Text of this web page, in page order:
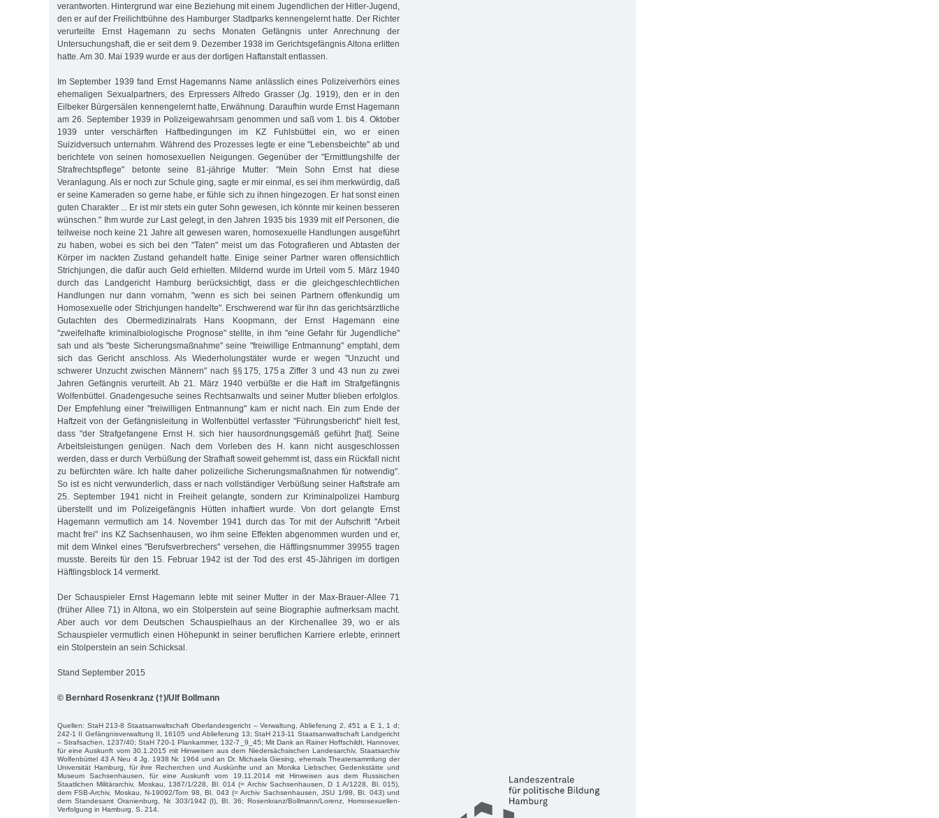
verantworten. Hintergrund war eine Beziehung mit einem Jugendlichen der Hitler-Jugend,
den er auf der Freilichtbühne des Hamburger Stadtparks kennengelernt hatte. Der Richter
verurteilte Ernst Hagemann zu sechs Monaten Gefängnis unter Anrechnung der
Untersuchungshaft, die er seit dem 9. Dezember 1938 im Gerichtsgefängnis Altona erlitten
hatte. Am 30. Mai 1939 wurde er aus der dortigen Haftanstalt entlassen.
Im September 1939 fand Ernst Hagemanns Name anlässlich eines Polizeiverhörs eines
ehemaligen Sexualpartners, des Erpressers Alfredo Grasser (Jg. 1919), den er in den
Eilbeker Bürgersälen kennengelernt hatte, Erwähnung. Daraufhin wurde Ernst Hagemann
am 26. September 1939 in Polizeigewahrsam genommen und saß vom 1. bis 4. Oktober
1939 unter verschärften Haftbedingungen im KZ Fuhlsbüttel ein, wo er einen
Suizidversuch unternahm. Während des Prozesses legte er eine "Lebensbeichte" ab und
berichtete von seinen homosexuellen Neigungen. Gegenüber der "Ermittlungshilfe der
Strafrechtspflege" betonte seine 81-jährige Mutter: "Mein Sohn Ernst hat diese
Veranlagung. Als er noch zur Schule ging, sagte er mir einmal, es sei ihm merkwürdig, daß
er seine Kameraden so gerne habe, er fühle sich zu ihnen hingezogen. Er hat sonst einen
guten Charakter ... Er ist mir stets ein guter Sohn gewesen, ich könnte mir keinen besseren
wünschen." Ihm wurde zur Last gelegt, in den Jahren 1935 bis 1939 mit elf Personen, die
teilweise noch keine 21 Jahre alt gewesen waren, homosexuelle Handlungen ausgeführt
zu haben, wobei es sich bei den "Taten" meist um das Fotografieren und Abtasten der
Körper im nackten Zustand gehandelt hatte. Einige seiner Partner waren offensichtlich
Strichjungen, die dafür auch Geld erhielten. Mildernd wurde im Urteil vom 5. März 1940
durch das Landgericht Hamburg berücksichtigt, dass er die gleichgeschlechtlichen
Handlungen nur dann vornahm, "wenn es sich bei seinen Partnern offenkundig um
Homosexuelle oder Strichjungen handelte". Erschwerend war für ihn das gerichtsärztliche
Gutachten des Obermedizinalrats Hans Koopmann, der Ernst Hagemann eine
"zweifelhafte kriminalbiologische Prognose" stellte, in ihm "eine Gefahr für Jugendliche"
sah und als "beste Sicherungsmaßnahme" seine "freiwillige Entmannung" empfahl, dem
sich das Gericht anschloss. Als Wiederholungstäter wurde er wegen "Unzucht und
schwerer Unzucht zwischen Männern" nach §§ 175, 175 a Ziffer 3 und 43 nun zu zwei
Jahren Gefängnis verurteilt. Ab 21. März 1940 verbüßte er die Haft im Strafgefängnis
Wolfenbüttel. Gnadengesuche seines Rechtsanwalts und seiner Mutter blieben erfolglos.
Der Empfehlung einer "freiwilligen Entmannung" kam er nicht nach. Ein zum Ende der
Haftzeit von der Gefängnisleitung in Wolfenbüttel verfasster "Führungsbericht" hielt fest,
dass "der Strafgefangene Ernst H. sich hier hausordnungsgemäß geführt [hat]. Seine
Arbeitsleistungen genügen. Nach dem Vorleben des H. kann nicht ausgeschlossen
werden, dass er durch Verbüßung der Strafhaft soweit gehemmt ist, dass ein Rückfall nicht
zu befürchten wäre. Ich halte daher polizeiliche Sicherungsmaßnahmen für notwendig".
So ist es nicht verwunderlich, dass er nach vollständiger Verbüßung seiner Haftstrafe am
25. September 1941 nicht in Freiheit gelangte, sondern zur Kriminalpolizei Hamburg
überstellt und im Polizeigefängnis Hütten inhaftiert wurde. Von dort gelangte Ernst
Hagemann vermutlich am 14. November 1941 durch das Tor mit der Aufschrift "Arbeit
macht frei" ins KZ Sachsenhausen, wo ihm seine Effekten abgenommen wurden und er,
mit dem Winkel eines "Berufsverbrechers" versehen, die Häftlingsnummer 39955 tragen
musste. Bereits für den 15. Februar 1942 ist der Tod des erst 45-Jährigen im dortigen
Häftlingsblock 14 vermerkt.
Der Schauspieler Ernst Hagemann lebte mit seiner Mutter in der Max-Brauer-Allee 71
(früher Allee 71) in Altona, wo ein Stolperstein auf seine Biographie aufmerksam macht.
Aber auch vor dem Deutschen Schauspielhaus an der Kirchenallee 39, wo er als
Schauspieler vermutlich einen Höhepunkt in seiner beruflichen Karriere erlebte, erinnert
ein Stolperstein an sein Schicksal.
Stand September 2015
© Bernhard Rosenkranz (†)/Ulf Bollmann
Quellen: StaH 213-8 Staatsanwaltschaft Oberlandesgericht – Verwaltung, Ablieferung 2, 451 a E 1, 1 d;
242-1 II Gefängnisverwaltung II, 16105 und Ablieferung 13; StaH 213-11 Staatsanwaltschaft Landgericht
– Strafsachen, 1237/40; StaH 720-1 Plankammer, 132-7_9_45; Mit Dank an Rainer Hoffschildt, Hannover,
für eine Auskunft vom 30.1.2015 mit Hinweisen aus dem Niedersächsischen Landesarchiv, Staatsarchiv
Wolfenbüttel 43 A Neu 4 Jg. 1938 Nr. 1964 und an Dr. Michaela Giesing, ehemals Theatersammlung der
Universität Hamburg, für ihre Recherchen und Auskünfte und an Monika Liebscher, Gedenkstätte und
Museum Sachsenhausen, für eine Auskunft vom 19.11.2014 mit Hinweisen aus dem Russischen
Staatlichen Militärarchiv, Moskau, 1367/1/228, Bl. 014 (= Archiv Sachsenhausen, D 1 A/1228, Bl. 015),
dem FSB-Archiv, Moskau, N-19092/Tom 98, Bl. 043 (= Archiv Sachsenhausen, JSU 1/98, Bl. 043) und
dem Standesamt Oranienburg, Nr. 303/1942 (I), Bl. 36; Rosenkranz/Bollmann/Lorenz, Homosexuellen-
Verfolgung in Hamburg, S. 214.